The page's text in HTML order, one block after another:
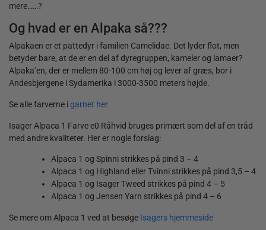
mere……?
Og hvad er en Alpaka så???
Alpakaen er et pattedyr i familien Camelidae. Det lyder flot, men
betyder bare, at de er en del af dyregruppen, kameler og lamaer?
Alpaka’en, der er mellem 80-100 cm høj og lever af græs, bor i
Andesbjergene i Sydamerika i 3000-3500 meters højde.
Se alle farverne igarnet her
Isager Alpaca 1 Farve e0 Råhvid bruges primært som del af en tråd
med andre kvaliteter. Her er nogle forslag:
Alpaca 1 og Spinni strikkes på pind 3 – 4
Alpaca 1 og Highland eller Tvinni strikkes på pind 3,5 – 4
Alpaca 1 og Isager Tweed strikkes på pind 4 – 5
Alpaca 1 og Jensen Yarn strikkes på pind 4 – 6
Se mere om Alpaca 1 ved at besøge Isagers hjemmeside